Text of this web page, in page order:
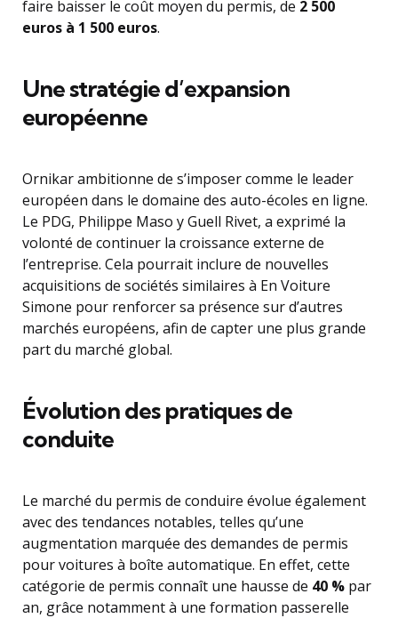
faire baisser le coût moyen du permis, de 2 500
euros à 1 500 euros.
Une stratégie d’expansion
européenne
Ornikar ambitionne de s’imposer comme le leader
européen dans le domaine des auto-écoles en ligne.
Le PDG, Philippe Maso y Guell Rivet, a exprimé la
volonté de continuer la croissance externe de
l’entreprise. Cela pourrait inclure de nouvelles
acquisitions de sociétés similaires à En Voiture
Simone pour renforcer sa présence sur d’autres
marchés européens, afin de capter une plus grande
part du marché global.
Évolution des pratiques de
conduite
Le marché du permis de conduire évolue également
avec des tendances notables, telles qu’une
augmentation marquée des demandes de permis
pour voitures à boîte automatique. En effet, cette
catégorie de permis connaît une hausse de 40 % par
an, grâce notamment à une formation passerelle